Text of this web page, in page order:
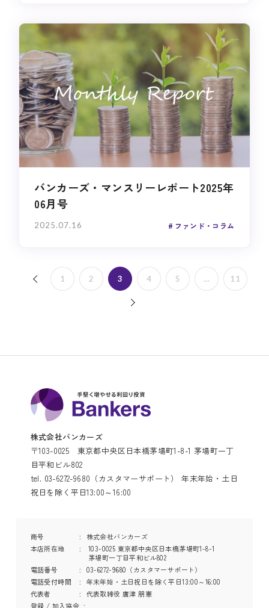
バンカーズ・マンスリーレポート2025年
06月号
2025.07.16 ファンド・コラム
1 2 3 4 5 … 11
株式会社バンカーズ
〒103-0025 東京都中央区日本橋茅場町1-8-1 茅場町一丁
目平和ビル802
tel. 03-6272-9680（カスタマーサポート） 年末年始・土日
祝日を除く平日13:00～16:00
商号
株式会社バンカーズ
本店所在地
103-0025 東京都中央区日本橋茅場町1-8-1
茅場町一丁目平和ビル802
電話番号
03-6272-9680（カスタマーサポート）
電話受付時間
年末年始・土日祝日を除く平日13:00～16:00
代表者
代表取締役 廣津 朋憲
登録 / 加入協会